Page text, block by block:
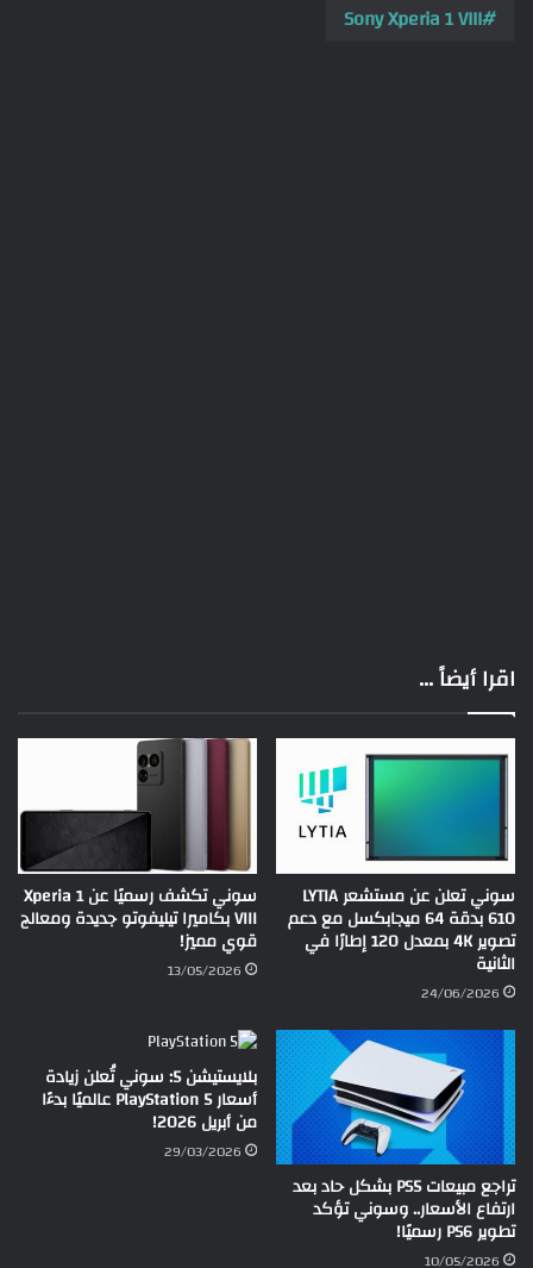
Sony Xperia 1 VIII
اقرا أيضاً ...
سوني تعلن عن مستشعر LYTIA
610 بدقة 64 ميجابكسل مع دعم
تصوير 4K بمعدل 120 إطارًا في
الثانية
24/06/2026
سوني تكشف رسميًا عن Xperia 1
VIII بكاميرا تيليفوتو جديدة ومعالج
قوي مميز!
13/05/2026
تراجع مبيعات PS5 بشكل حاد بعد
ارتفاع الأسعار.. وسوني تؤكد
تطوير PS6 رسميًا!
10/05/2026
بلايستيشن 5: سوني تُعلن زيادة
أسعار PlayStation 5 عالميًا بدءًا
من أبريل 2026!
29/03/2026